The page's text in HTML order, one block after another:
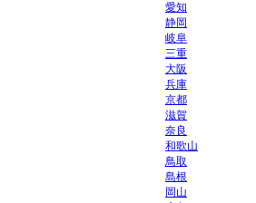
愛知
静岡
岐阜
三重
大阪
兵庫
京都
滋賀
奈良
和歌山
鳥取
島根
岡山